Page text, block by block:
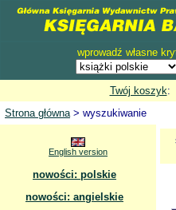
wprowadź własne
Twój koszyk:
Strona główna> wyszukiwanie
English version
nowości: polskie
nowości: angielskie